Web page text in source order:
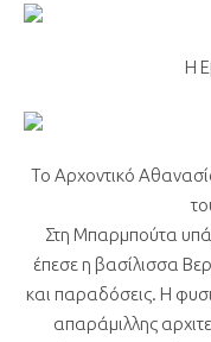
Η
Το Αρχοντικό
Στη Μπαρμπούτα
έπεσε η βασίλισσα
και παραδόσεις. Η
απαράμιλλης